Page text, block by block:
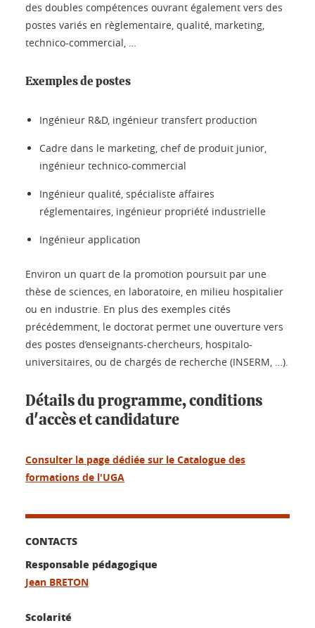
des doubles compétences ouvrant également vers des
postes variés en règlementaire, qualité, marketing,
technico-commercial, …
Exemples de postes
Ingénieur R&D, ingénieur transfert production
Cadre dans le marketing, chef de produit junior,
ingénieur technico-commercial
Ingénieur qualité, spécialiste affaires
réglementaires, ingénieur propriété industrielle
Ingénieur application
Environ un quart de la promotion poursuit par une
thèse de sciences, en laboratoire, en milieu hospitalier
ou en industrie. En plus des exemples cités
précédemment, le doctorat permet une ouverture vers
des postes d’enseignants-chercheurs, hospitalo-
universitaires, ou de chargés de recherche (INSERM, …).
Détails du programme, conditions
d'accès et candidature
Consulter la page dédiée sur le Catalogue des
formations de l'UGA
CONTACTS
Responsable pédagogique
Jean BRETON
Scolarité